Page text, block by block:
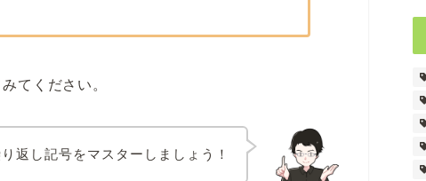
てください。
返し記号をマスターしましょう！